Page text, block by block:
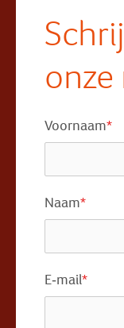
Voornaam*
Naam*
E-mail*